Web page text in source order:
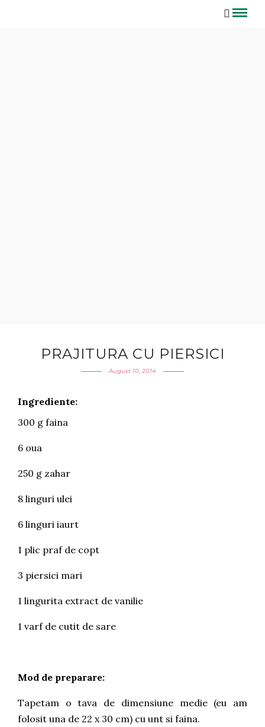
PRAJITURA CU PIERSICI
August 10, 2014
Ingrediente:
300 g faina
6 oua
250 g zahar
8 linguri ulei
6 linguri iaurt
1 plic praf de copt
3 piersici mari
1 lingurita extract de vanilie
1 varf de cutit de sare
Mod de preparare:
Tapetam o tava de dimensiune medie (eu am
folosit una de 22 x 30 cm) cu unt si faina.